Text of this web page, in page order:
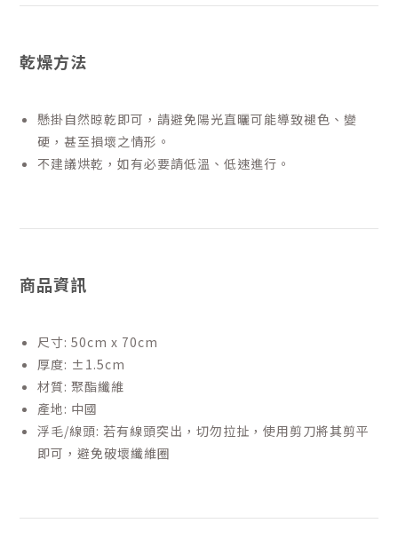
乾燥方法
懸掛自然晾乾即可，請避免陽光直曬可能導致褪色、變
硬，甚至損壞之情形。
不建議烘乾，如有必要請低溫、低速進行。
商品資訊
尺寸: 50cm x 70cm
厚度: ±1.5cm
材質: 聚酯纖維
產地: 中國
浮毛/線頭: 若有線頭突出，切勿拉扯，使用剪刀將其剪平
即可，避免破壞纖維圈